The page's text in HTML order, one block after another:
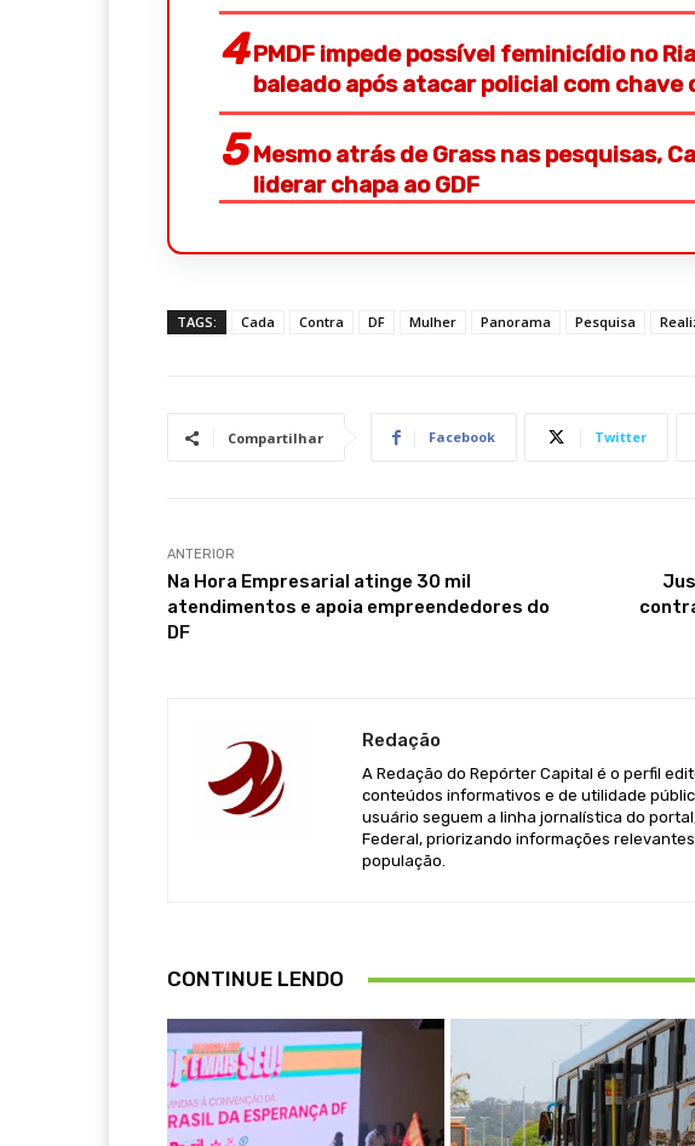
PMDF impede possível feminicídio no
baleado após atacar policial com chave
Mesmo atrás de Grass nas pesquisas,
liderar chapa ao GDF
TAGS: Cada Contra DF Mulher Panorama Pesquisa
Compartilhar Facebook Twitter
ANTERIOR
Na Hora Empresarial atinge 30 mil
atendimentos e apoia empreendedores do
DF
Redação
A Redação do Repórter Capital é o perfil
conteúdos informativos e de utilidade
usuário seguem a linha jornalística do
Federal, priorizando informações
população.
CONTINUE LENDO